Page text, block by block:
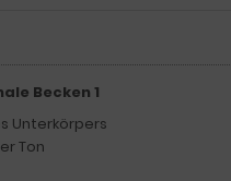
Becken 1
Unterkörpers
Ton